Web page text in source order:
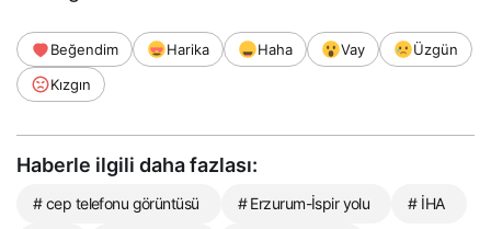
Beğendim Harika Haha Vay
Üzgün
Kızgın
Haberle ilgili daha fazlası:
# cep telefonu görüntüsü # Erzurum-İspir yolu # İHA